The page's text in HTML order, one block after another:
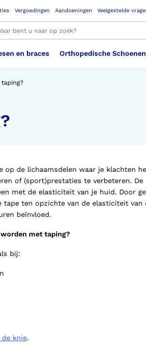
Vergoedingen Aandoeningen Veelgestelde
en braces
Rug
Orthopedische Schoenen
Verbandschoen
op de lichaamsdelen waar je klachten
of (sport)prestaties te verbeteren. De
met de elasticiteit van je huid. Door
tape ten opzichte van de elasticiteit van
beïnvloed.
met taping?
bij:
de knie.